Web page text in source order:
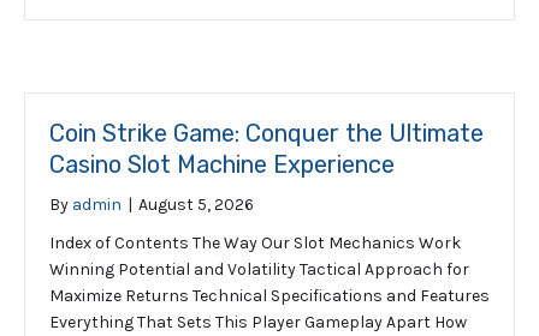
Coin Strike Game: Conquer the Ultimate
Casino Slot Machine Experience
By admin | August 5, 2026
Index of Contents The Way Our Slot Mechanics Work
Winning Potential and Volatility Tactical Approach for
Maximize Returns Technical Specifications and Features
Everything That Sets This Player Gameplay Apart How